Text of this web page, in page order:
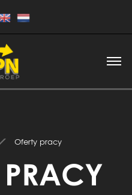
Oferty pracy
PRACY